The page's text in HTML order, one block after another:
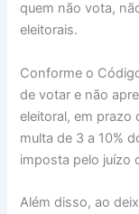
quem não vota,
eleitorais.
Conforme o
de votar e não
eleitoral, em prazo
multa de 3 a 10%
imposta pelo juízo
Além disso, ao